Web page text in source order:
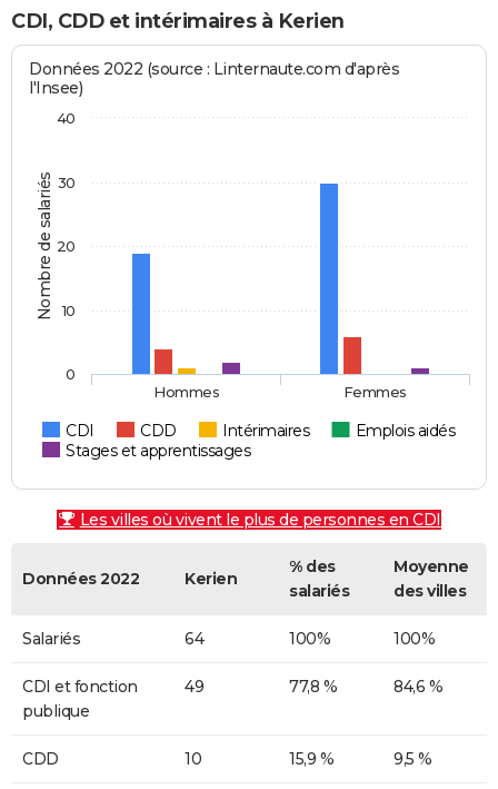
CDI, CDD et intérimaires à Kerien
Nombre de salariés
Données 2022 (source : Linternaute.com d'après
l'Insee)
CDI CDD Intérimaires
Emplois aidés
Stages et apprentissages
Hommes Femmes
0
10
20
30
40
Les villes où vivent le plus de personnes en CDI
Données 2022 Kerien
% des
salariés
Moyenne
des villes
Salariés 64 100% 100%
CDI et fonction
publique
49 77,8 % 84,6 %
CDD 10 15,9 % 9,5 %